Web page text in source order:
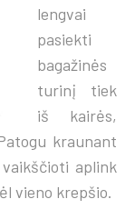
lengvai
pasiekti
bagažinės
turinį tiek
iš kairės,
kraunant
aplink
vieno krepšio.